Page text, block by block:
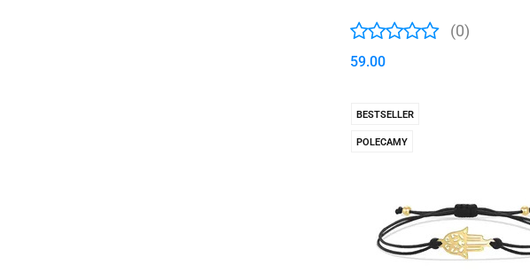
(0)
59.00
BESTSELLER
POLECAMY